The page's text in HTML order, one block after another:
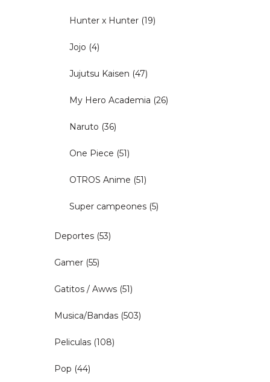
Hunter x Hunter (19)
Jojo (4)
Jujutsu Kaisen (47)
My Hero Academia (26)
Naruto (36)
One Piece (51)
OTROS Anime (51)
Super campeones (5)
Deportes (53)
Gamer (55)
Gatitos / Awws (51)
Musica/Bandas (503)
Peliculas (108)
Pop (44)